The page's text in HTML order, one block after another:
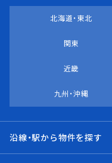
北海道・東北
関東
近畿
九州・沖縄
沿線・駅から物件を探す